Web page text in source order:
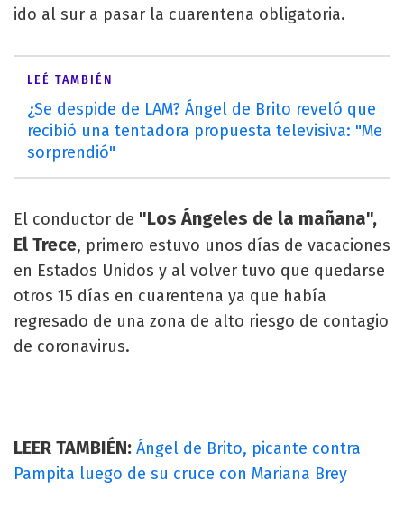
ido al sur a pasar la cuarentena obligatoria.
LEÉ TAMBIÉN
¿Se despide de LAM? Ángel de Brito reveló que
recibió una tentadora propuesta televisiva: "Me
sorprendió"
El conductor de "Los Ángeles de la mañana",
El Trece, primero estuvo unos días de vacaciones
en Estados Unidos y al volver tuvo que quedarse
otros 15 días en cuarentena ya que había
regresado de una zona de alto riesgo de contagio
de coronavirus.
LEER TAMBIÉN: Ángel de Brito, picante contra
Pampita luego de su cruce con Mariana Brey